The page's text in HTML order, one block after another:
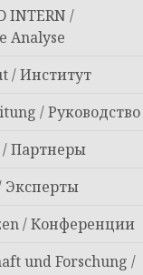
INTERN /
Analyse
/ Институт
/ Руководство
Партнеры
Эксперты
/ Конференции
und Forschung /